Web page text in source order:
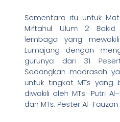
Sementara itu untuk
Miftahul Ulum 2
lembaga yang
Lumajang dengan
gurunya dari 31
Sedangkan madrasah
untuk tingkat MTs yang
diwakili oleh MTs. Putri
dan MTs. Pester Al-Fauzan